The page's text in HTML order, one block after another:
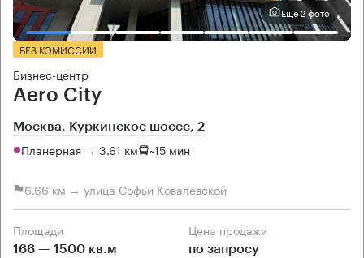
Еще 2 фото
БЕЗ КОМИССИИ
Бизнес-центр
Aero City
Москва, Куркинское шоссе, 2
Планерная → 3.61 км ~15 мин
6.66 км → улица Софьи Ковалевской
Площади
166 — 1500 кв.м
Цена продажи
по запросу